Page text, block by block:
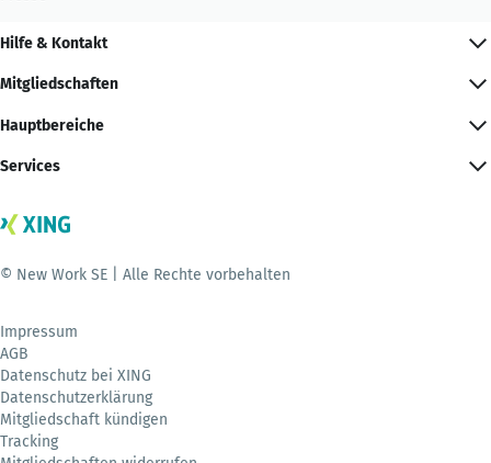
Hilfe & Kontakt
Mitgliedschaften
Hauptbereiche
Services
© New Work SE | Alle Rechte vorbehalten
Impressum
AGB
Datenschutz bei XING
Datenschutzerklärung
Mitgliedschaft kündigen
Tracking